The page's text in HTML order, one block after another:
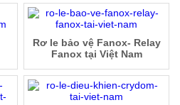
Rơ le bảo vệ Fanox- Relay
Fanox tại Việt Nam